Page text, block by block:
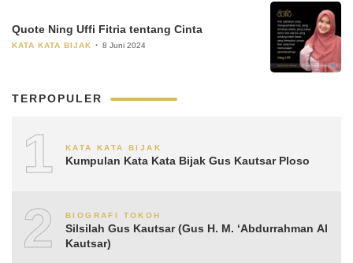
Quote Ning Uffi Fitria tentang Cinta
KATA KATA BIJAK 8 Juni 2024
TERPOPULER
1 KATA KATA BIJAK
Kumpulan Kata Kata Bijak Gus Kautsar Ploso
2 BIOGRAFI TOKOH
Silsilah Gus Kautsar (Gus H. M. ‘Abdurrahman Al
Kautsar)